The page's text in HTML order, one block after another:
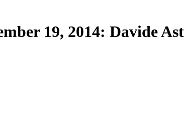
19, 2014: Davide